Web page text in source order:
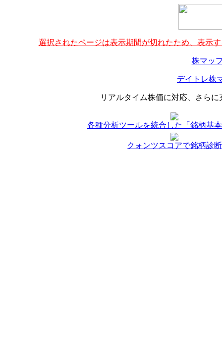
選択されたページは表示期間が切れたため、表示
株マッ
デイトレ株
リアルタイム株価に対応、さら
各種分析ツールを統合した「銘柄基
クォンツスコアで銘柄診断